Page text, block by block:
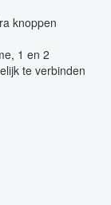
knoppen
1 en 2
te verbinden